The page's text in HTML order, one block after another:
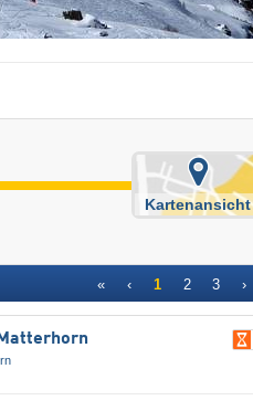
Kartenansicht
« ‹ 1 2 3 ›